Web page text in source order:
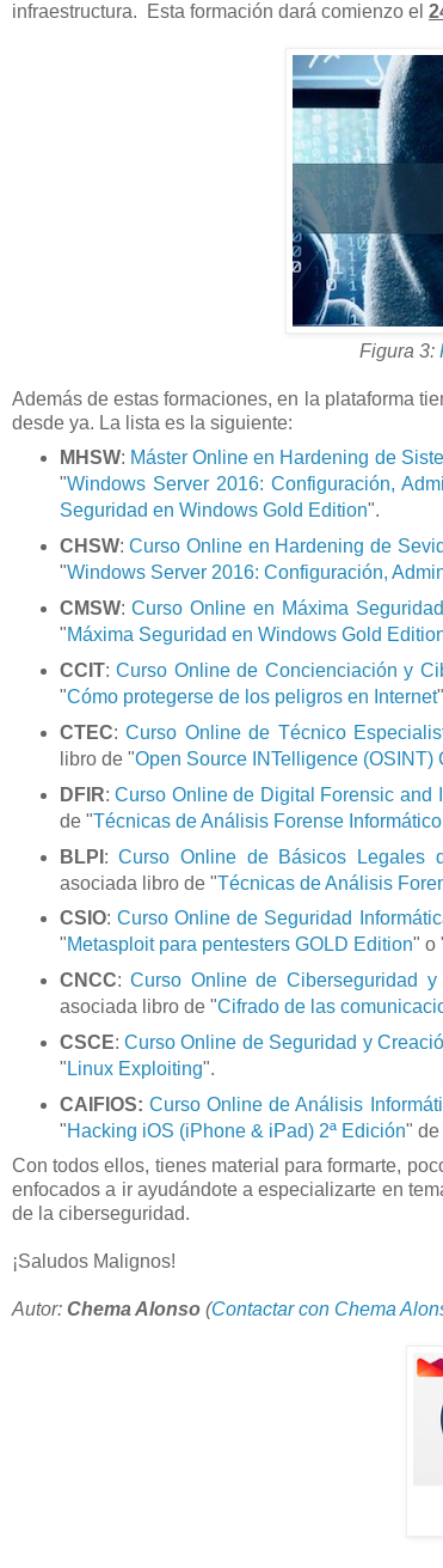
infraestructura. Esta formación dará comienzo el
Figura 3:
Además de estas formaciones, en la plataforma
desde ya. La lista es la siguiente:
MHSW: Máster Online en Hardening de
"Windows Server 2016: Configuración,
Seguridad en Windows Gold Edition".
CHSW:Curso Online en Hardening de
"Windows Server 2016: Configuración,
CMSW:Curso Online en Máxima
"Máxima Seguridad en Windows Gold
CCIT:Curso Online de Concienciación y
"Cómo protegerse de los peligros en Internet
CTEC:Curso Online de Técnico
libro de "Open Source INTelligence
DFIR:Curso Online de Digital Forensic and
de "Técnicas de Análisis Forense
BLPI :Curso Online de Básicos Legales
asociada libro de "Técnicas de Análisis
CSIO: Curso Online de Seguridad
"Metasploit para pentesters GOLD Edition" o
CNCC:Curso Online de Ciberseguridad
asociada libro de "Cifrado de las
CSCE: Curso Online de Seguridad y
" Linux Exploiting".
CAIFIOS: Curso Online de Análisis
"Hacking iOS (iPhone & iPad) 2ª Edición" de
Con todos ellos, tienes material para formarte,
enfocados a ir ayudándote a especializarte en
de la ciberseguridad.
¡Saludos Malignos!
Autor: Chema Alonso (Contactar con Chema